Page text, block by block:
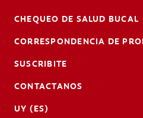
CHEQUEO DE SALUD BUCAL
CORRESPONDENCIA DE
SUSCRIBITE
CONTACTANOS
UY (ES)